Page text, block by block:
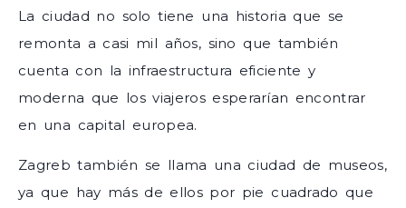
La ciudad no solo tiene una historia que se
remonta a casi mil años, sino que también
cuenta con la infraestructura eficiente y
moderna que los viajeros esperarían encontrar
en una capital europea.
Zagreb también se llama una ciudad de museos,
ya que hay más de ellos por pie cuadrado que